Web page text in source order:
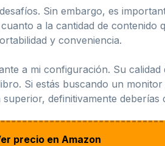
Sin embargo, es
a la cantidad de contenido
y conveniencia.
a mi configuración. Su
Si estás buscando un
definitivamente
precio en Amazon